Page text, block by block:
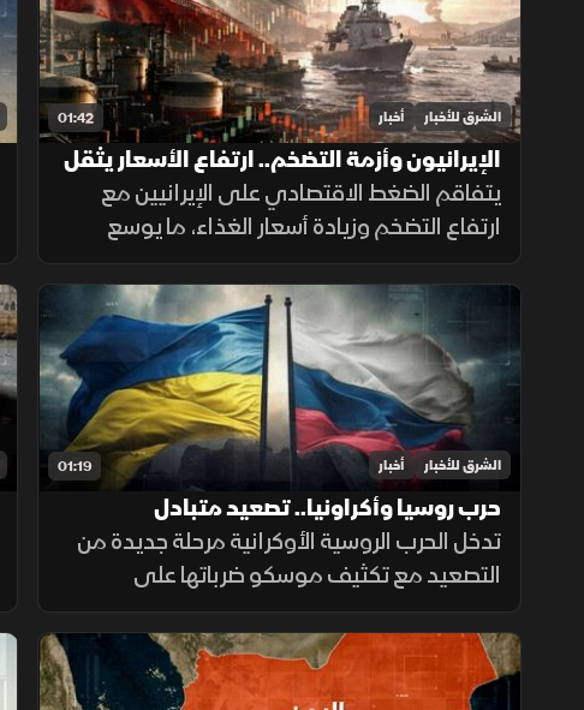
01:42 الشرق للأخبار أخبار
الإيرانيون وأزمة التضخم.. ارتفاع الأسعار يثقل
كاهل الأسر
يتفاقم الضغط الاقتصادي على الإيرانيين مع
ارتفاع التضخم وزيادة أسعار الغذاء، ما يوسع
الفجوة بين الشرائح الاجتماعية ويدفع الأسر إلى
تقليص الإنفاق لمواجهة تراجع القدرة الشرائية.
01:19 الشرق للأخبار أخبار
حرب روسيا وأكراونيا.. تصعيد متبادل
تدخل الحرب الروسية الأوكرانية مرحلة جديدة من
التصعيد مع تكثيف موسكو ضرباتها على
الموانئ واستخدام الصواريخ الباليستية، بينما
تواجه كييف ضغوطا على دفاعاتها الجوية
ومخزونها العسكري.